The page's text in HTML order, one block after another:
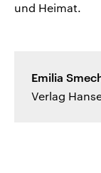
und Heimat.
Emilia
Verlag